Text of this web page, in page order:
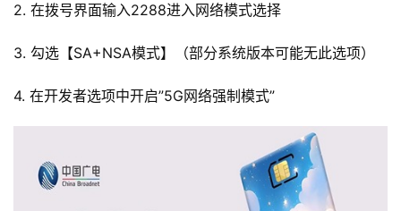
2. 在拨号界面输入2288进入网络模式选择
3. 勾选【SA+NSA模式】（部分系统版本可能无此选项）
4. 在开发者选项中开启”5G网络强制模式”